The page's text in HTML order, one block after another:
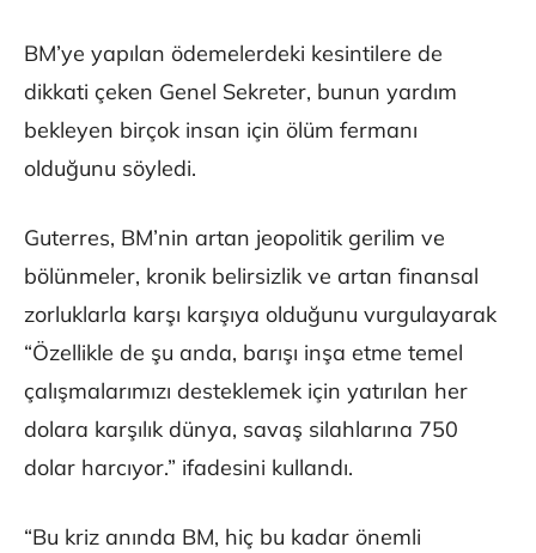
BM’ye yapılan ödemelerdeki kesintilere de
dikkati çeken Genel Sekreter, bunun yardım
bekleyen birçok insan için ölüm fermanı
olduğunu söyledi.
Guterres, BM’nin artan jeopolitik gerilim ve
bölünmeler, kronik belirsizlik ve artan finansal
zorluklarla karşı karşıya olduğunu vurgulayarak
“Özellikle de şu anda, barışı inşa etme temel
çalışmalarımızı desteklemek için yatırılan her
dolara karşılık dünya, savaş silahlarına 750
dolar harcıyor.” ifadesini kullandı.
“Bu kriz anında BM, hiç bu kadar önemli